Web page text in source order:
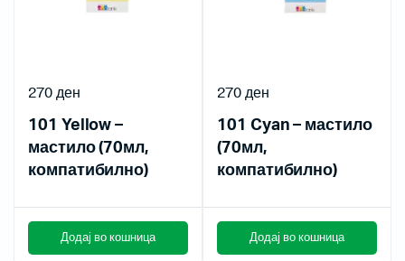
101 Yellow –
мастило (70мл,
компатибилно)
270ден
Додај во кошница
101 Cyan – мастило
(70мл,
компатибилно)
270ден
Додај во кошница